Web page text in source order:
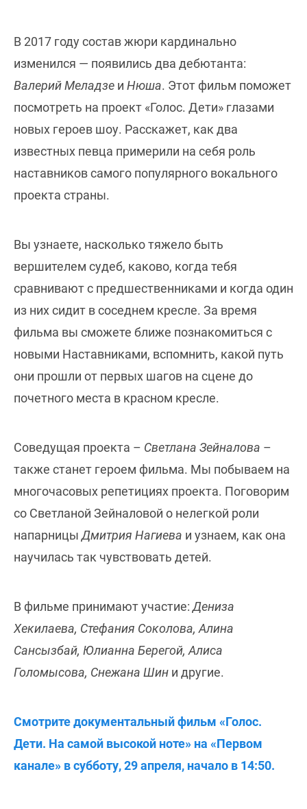
В 2017 году состав жюри кардинально
изменился — появились два дебютанта:
Валерий Меладзе и Нюша. Этот фильм поможет
посмотреть на проект «Голос. Дети» глазами
новых героев шоу. Расскажет, как два
известных певца примерили на себя роль
наставников самого популярного вокального
проекта страны.
Вы узнаете, насколько тяжело быть
вершителем судеб, каково, когда тебя
сравнивают с предшественниками и когда один
из них сидит в соседнем кресле. За время
фильма вы сможете ближе познакомиться с
новыми Наставниками, вспомнить, какой путь
они прошли от первых шагов на сцене до
почетного места в красном кресле.
Соведущая проекта – Светлана Зейналова –
также станет героем фильма. Мы побываем на
многочасовых репетициях проекта. Поговорим
со Светланой Зейналовой о нелегкой роли
напарницы Дмитрия Нагиева и узнаем, как она
научилась так чувствовать детей.
В фильме принимают участие: Дениза
Хекилаева, Стефания Соколова, Алина
Сансызбай, Юлианна Берегой, Алиса
Голомысова, Снежана Шин и другие.
Смотрите документальный фильм «Голос.
Дети. На самой высокой ноте» на «Первом
канале» в субботу, 29 апреля, начало в 14:50.